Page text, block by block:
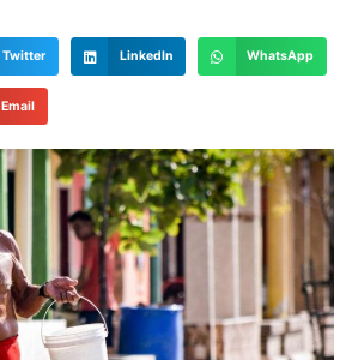
Twitter LinkedIn WhatsApp
Email